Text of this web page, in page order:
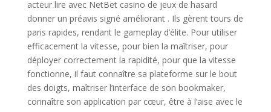
acteur lire avec NetBet casino de jeux de hasard
donner un préavis signé améliorant . Ils gèrent tours de
paris rapides, rendant le gameplay d’élite. Pour utiliser
efficacement la vitesse, pour bien la maîtriser, pour
déployer correctement la rapidité, pour que la vitesse
fonctionne, il faut connaître sa plateforme sur le bout
des doigts, maîtriser l’interface de son bookmaker,
connaître son application par cœur, être à l’aise avec le